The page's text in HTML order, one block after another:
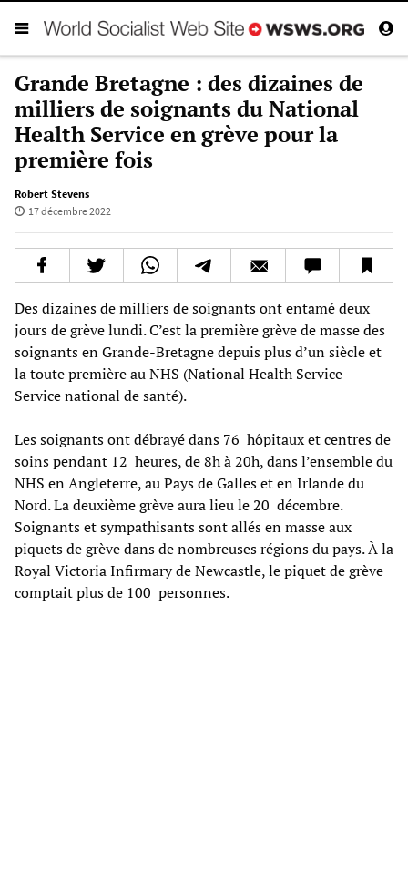
Grande Bretagne : des dizaines de
milliers de soignants du National
Health Service en grève pour la
première fois
Robert Stevens
17 décembre 2022
Des dizaines de milliers de soignants ont entamé deux
jours de grève lundi. C’est la première grève de masse des
soignants en Grande-Bretagne depuis plus d’un siècle et
la toute première au NHS (National Health Service –
Service national de santé).
Les soignants ont débrayé dans 76 hôpitaux et centres de
soins pendant 12 heures, de 8h à 20h, dans l’ensemble du
NHS en Angleterre, au Pays de Galles et en Irlande du
Nord. La deuxième grève aura lieu le 20 décembre.
Soignants et sympathisants sont allés en masse aux
piquets de grève dans de nombreuses régions du pays. À la
Royal Victoria Infirmary de Newcastle, le piquet de grève
comptait plus de 100 personnes.